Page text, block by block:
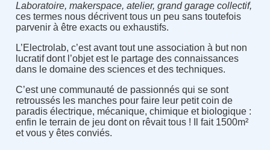
Laboratoire, makerspace, atelier, grand garage collectif,
ces termes nous décrivent tous un peu sans toutefois
parvenir à être exacts ou exhaustifs.
L’Electrolab, c’est avant tout une association à but non
lucratif dont l’objet est le partage des connaissances
dans le domaine des sciences et des techniques.
C’est une communauté de passionnés qui se sont
retroussés les manches pour faire leur petit coin de
paradis électrique, mécanique, chimique et biologique :
enfin le terrain de jeu dont on rêvait tous ! Il fait 1500m²
et vous y êtes conviés.